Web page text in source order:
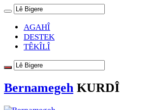
AGAHÎ
DESTEK
TÊKÎLÎ
Bernamegeh KURDÎ